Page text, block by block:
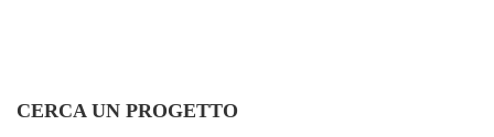
CERCA UN PROGETTO